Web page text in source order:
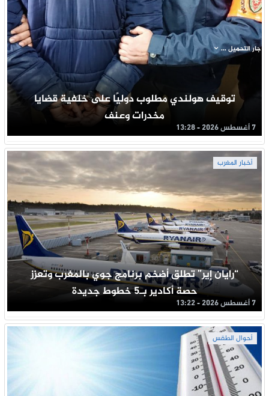
توقيف هولندي مطلوب دوليًا على خلفية قضايا
مخدرات وعنف
7 أغسطس 2026 - 13:28
أخبار المغرب
“رايان إير” تطلق أضخم برنامج جوي بالمغرب وتعزز
حصة أكادير بـ5 خطوط جديدة
7 أغسطس 2026 - 13:22
أحوال الطقس
جار التحميل ...